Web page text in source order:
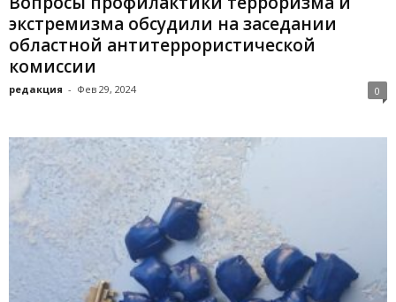
экстремизма обсудили на заседании
областной антитеррористической
комиссии
редакция - Фев 29, 2024 0